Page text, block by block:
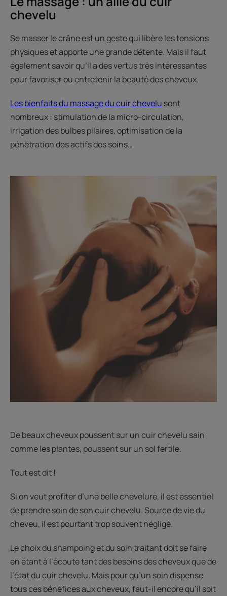
chevelu
Se masser le crâne est un geste qui libère les tensions
physiques et apporte une grande détente. Mais il faut
également savoir qu’il a des vertus très intéressantes
pour favoriser ou entretenir la beauté des cheveux.
Les bienfaits du massage du cuir chevelu sont
nombreux : stimulation de la micro-circulation,
irrigation des bulbes pilaires, optimisation de la
pénétration des actifs des soins…
De beaux cheveux poussent sur un cuir chevelu sain
comme les plantes, poussent sur un sol fertile.
Tout est dit !
Si on veut profiter d’une belle chevelure, il est essentiel
de prendre soin de son cuir chevelu. Source de vie du
cheveu, il est pourtant trop souvent négligé.
Le choix du shampoing et du soin traitant doit se faire
en étant à l’écoute tant des besoins des cheveux que de
l’état du cuir chevelu. Mais pour qu’un soin dispense
tous ces bénéfices aux cheveux, faut-il encore qu’il soit